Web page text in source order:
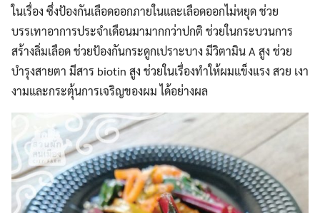
ในเรื่อง ซึ่งป้องกันเลือดออกภายในและเลือดออกไม่หยุด ช่วย
บรรเทาอาการประจำเดือนมามากกว่าปกติ ช่วยในกระบวนการ
สร้างลิ่มเลือด ช่วยป้องกันกระดูกเปราะบาง มีวิตามิน A สูง ช่วย
บำรุงสายตา มีสาร biotin สูง ช่วยในเรื่องทำให้ผมแข็งแรง สวย เงา
งามและกระตุ้นการเจริญของผม ได้อย่างผล